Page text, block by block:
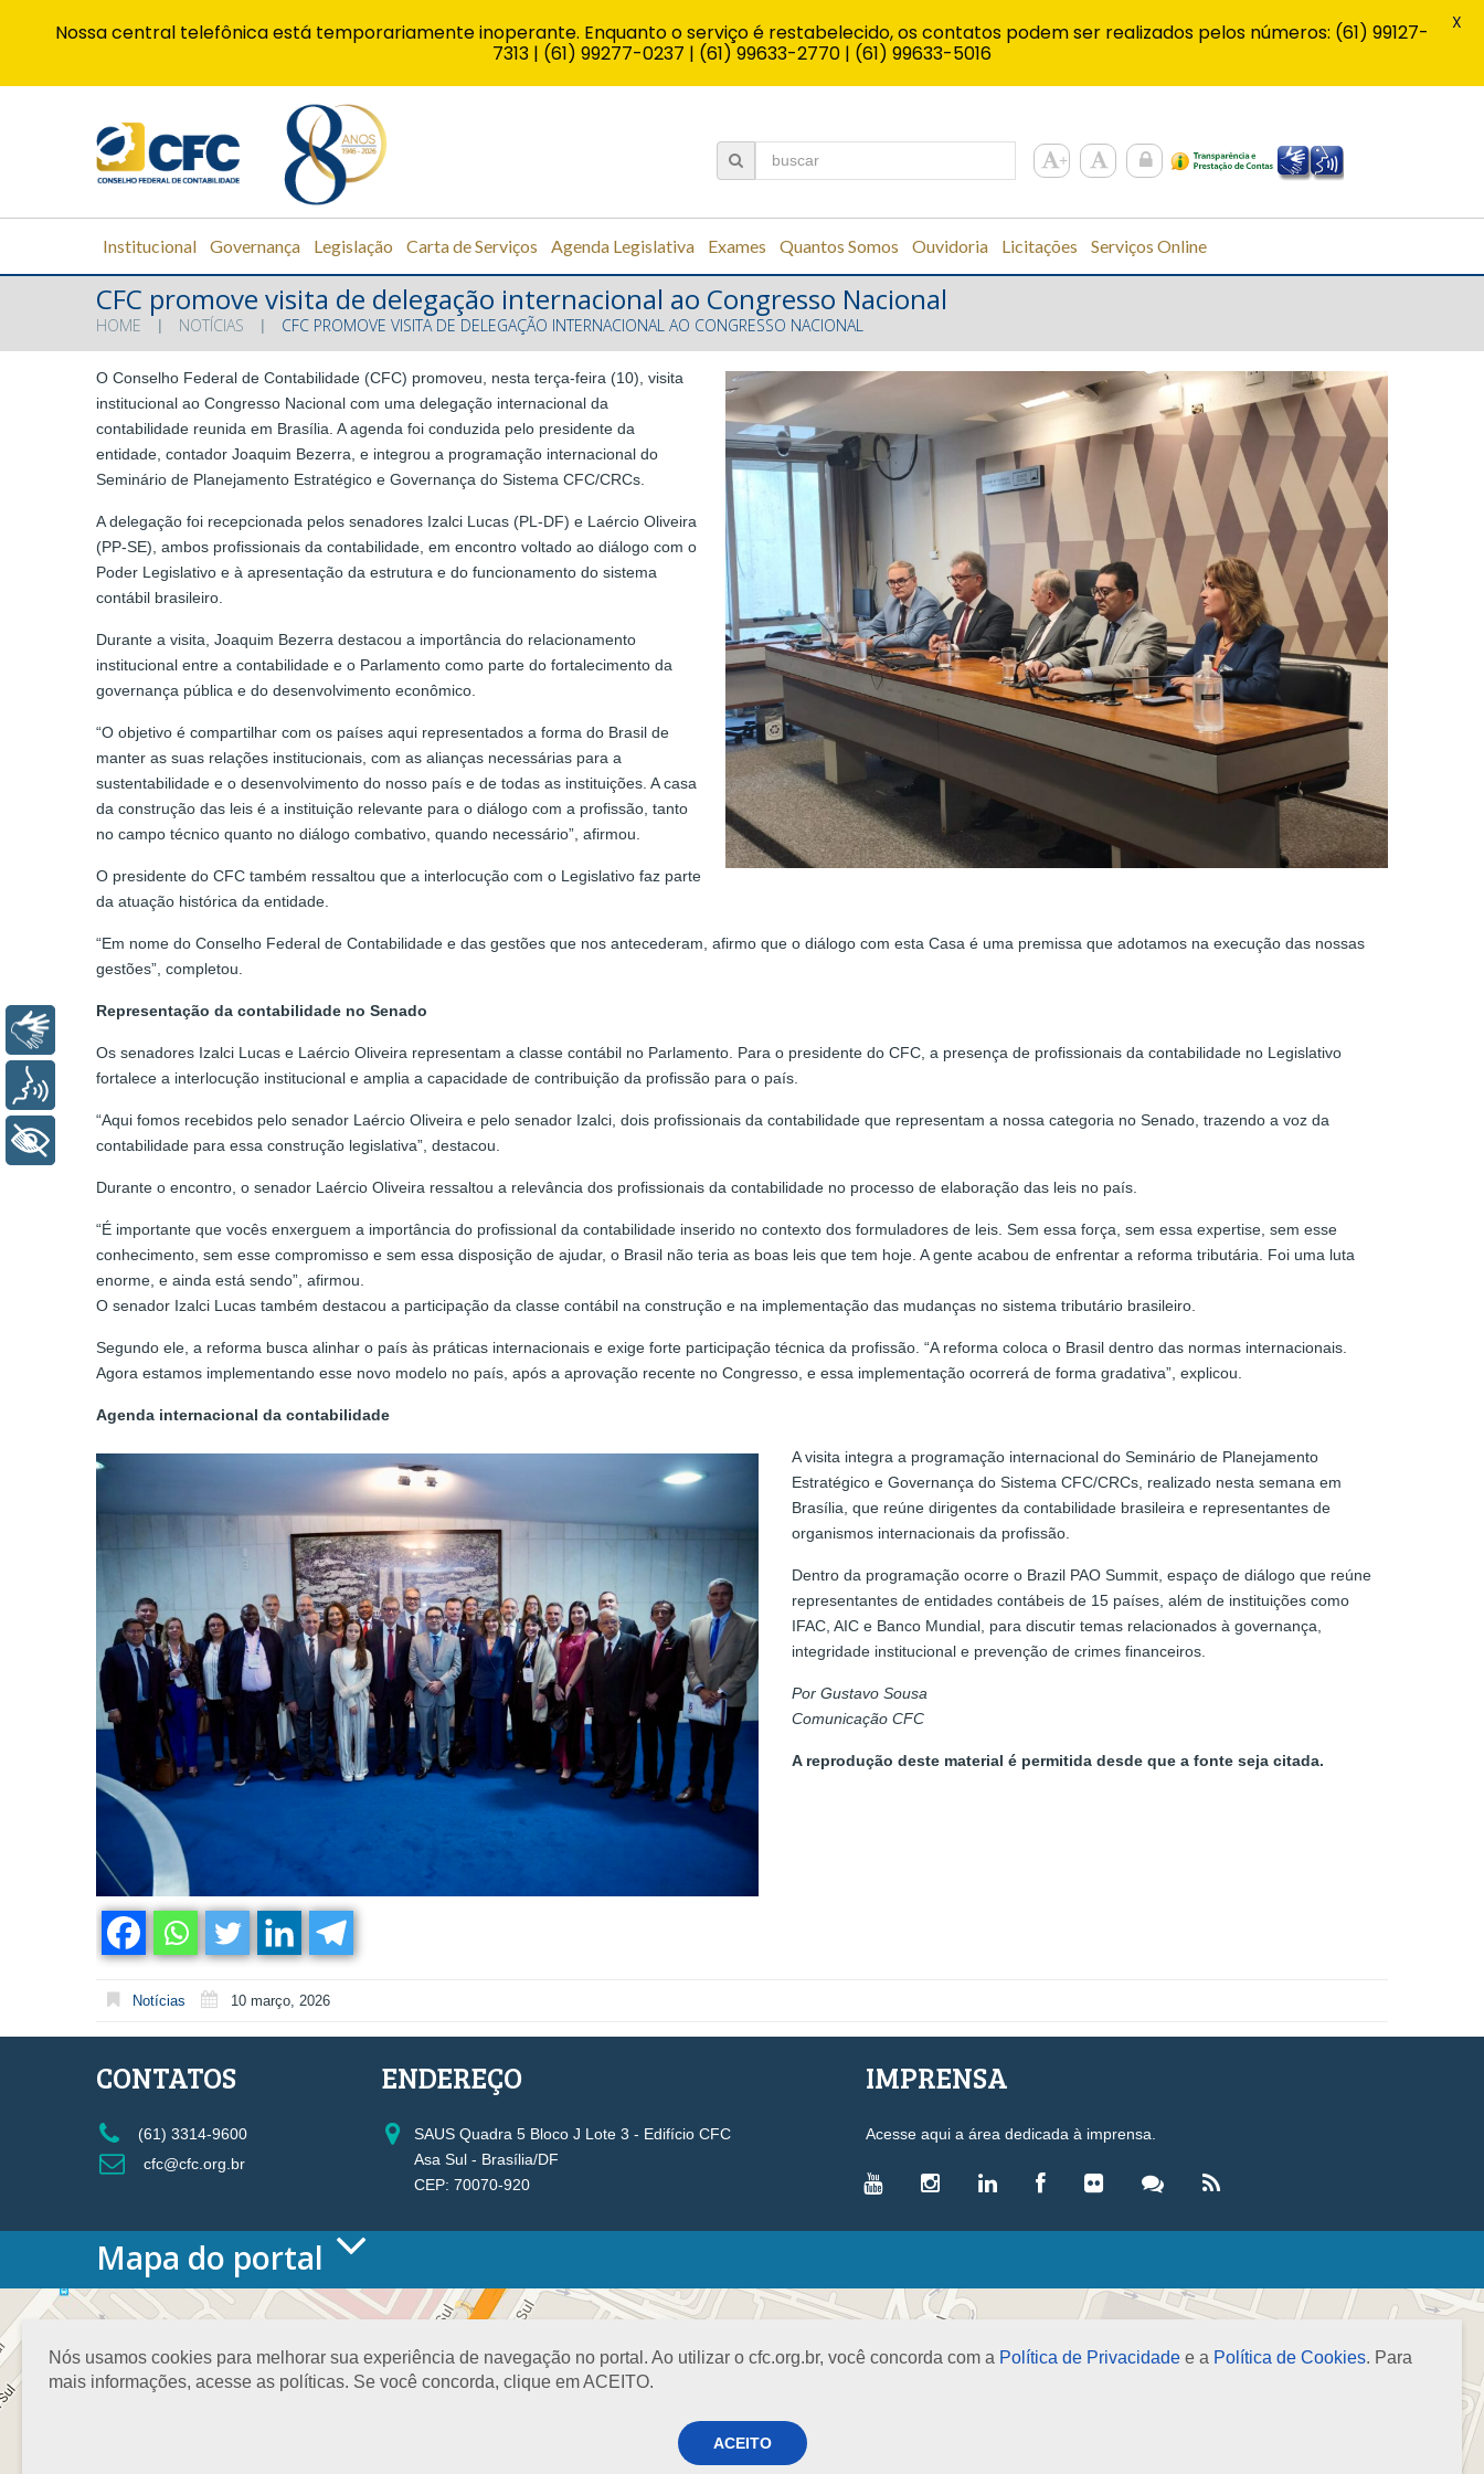
Institucional Governança Legislação Carta de Serviços Agenda Legislativa Exames Quantos Somos Ouvidoria Licitações Serviços Online
CFC promove visita de delegação internacional ao Congresso Nacional
HOME NOTÍCIAS CFC PROMOVE VISITA DE DELEGAÇÃO INTERNACIONAL AO CONGRESSO NACIONAL
O Conselho Federal de Contabilidade (CFC) promoveu, nesta terça-feira (10), visita
institucional ao Congresso Nacional com uma delegação internacional da
contabilidade reunida em Brasília. A agenda foi conduzida pelo presidente da
entidade, contador Joaquim Bezerra, e integrou a programação internacional do
Seminário de Planejamento Estratégico e Governança do Sistema CFC/CRCs.
A delegação foi recepcionada pelos senadores Izalci Lucas (PL-DF) e Laércio Oliveira
(PP-SE), ambos profissionais da contabilidade, em encontro voltado ao diálogo com o
Poder Legislativo e à apresentação da estrutura e do funcionamento do sistema
contábil brasileiro.
Durante a visita, Joaquim Bezerra destacou a importância do relacionamento
institucional entre a contabilidade e o Parlamento como parte do fortalecimento da
governança pública e do desenvolvimento econômico.
“O objetivo é compartilhar com os países aqui representados a forma do Brasil de
manter as suas relações institucionais, com as alianças necessárias para a
sustentabilidade e o desenvolvimento do nosso país e de todas as instituições. A casa
da construção das leis é a instituição relevante para o diálogo com a profissão, tanto
no campo técnico quanto no diálogo combativo, quando necessário”, afirmou.
O presidente do CFC também ressaltou que a interlocução com o Legislativo faz parte
da atuação histórica da entidade.
“Em nome do Conselho Federal de Contabilidade e das gestões que nos antecederam, afirmo que o diálogo com esta Casa é uma premissa que adotamos na execução das nossas
gestões”, completou.
Representação da contabilidade no Senado
Os senadores Izalci Lucas e Laércio Oliveira representam a classe contábil no Parlamento. Para o presidente do CFC, a presença de profissionais da contabilidade no Legislativo
fortalece a interlocução institucional e amplia a capacidade de contribuição da profissão para o país.
“Aqui fomos recebidos pelo senador Laércio Oliveira e pelo senador Izalci, dois profissionais da contabilidade que representam a nossa categoria no Senado, trazendo a voz da
contabilidade para essa construção legislativa”, destacou.
Durante o encontro, o senador Laércio Oliveira ressaltou a relevância dos profissionais da contabilidade no processo de elaboração das leis no país.
“É importante que vocês enxerguem a importância do profissional da contabilidade inserido no contexto dos formuladores de leis. Sem essa força, sem essa expertise, sem esse
conhecimento, sem esse compromisso e sem essa disposição de ajudar, o Brasil não teria as boas leis que tem hoje. A gente acabou de enfrentar a reforma tributária. Foi uma luta
enorme, e ainda está sendo”, afirmou.
O senador Izalci Lucas também destacou a participação da classe contábil na construção e na implementação das mudanças no sistema tributário brasileiro.
Segundo ele, a reforma busca alinhar o país às práticas internacionais e exige forte participação técnica da profissão. “A reforma coloca o Brasil dentro das normas internacionais.
Agora estamos implementando esse novo modelo no país, após a aprovação recente no Congresso, e essa implementação ocorrerá de forma gradativa”, explicou.
Agenda internacional da contabilidade
A visita integra a programação internacional do Seminário de Planejamento
Estratégico e Governança do Sistema CFC/CRCs, realizado nesta semana em
Brasília, que reúne dirigentes da contabilidade brasileira e representantes de
organismos internacionais da profissão.
Dentro da programação ocorre o Brazil PAO Summit, espaço de diálogo que reúne
representantes de entidades contábeis de 15 países, além de instituições como
IFAC, AIC e Banco Mundial, para discutir temas relacionados à governança,
integridade institucional e prevenção de crimes financeiros.
Por Gustavo Sousa
Comunicação CFC
A reprodução deste material é permitida desde que a fonte seja citada.
Notícias 10 março, 2026
Nós usamos cookies para melhorar sua experiência de navegação no portal. Ao utilizar o cfc.org.br, você concorda com a Política de Privacidade e a Política de Cookies. Para
mais informações, acesse as políticas. Se você concorda, clique em ACEITO.
ACEITO
CONTATOS
(61) 3314-9600
cfc@cfc.org.br
ENDEREÇO
SAUS Quadra 5 Bloco J Lote 3 - Edifício CFC
Asa Sul - Brasília/DF
CEP: 70070-920
IMPRENSA
Acesse aqui a área dedicada à imprensa.
Mapa do portal
HOME
O CONSELHO
Conselho Diretor
Nossa Sede
Planejamento
VICE-PRESIDÊNCIAS
Administrativa
Controle Interno
Desenvolvimento Profissional
Fiscalização, Ética e Disciplina
LEGISLAÇÃO
Leis
Decretos-Lei
Nossa central telefônica está temporariamente inoperante. Enquanto o serviço é restabelecido, os contatos podem ser realizados pelos números: (61) 99127-
7313 | (61) 99277-0237 | (61) 99633-2770 | (61) 99633-5016
X
Voz
+ Acessibilidade